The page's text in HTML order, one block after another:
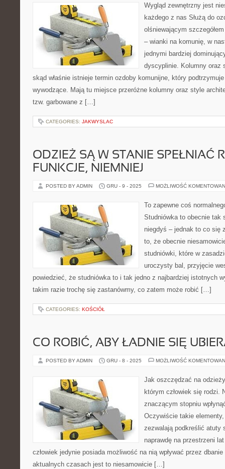
Wygląd zewnętrzny jest
każdego z nas Służą do
olśniewającym
– wianki na komunię, w
jednymi bardziej
dyscyplinie. Kolumny oraz
skąd właśnie istnieje termin ozdoby komunijne, który
wywodzące. Mają tu miejsce przeróżne kolumny oraz style
tzw. garbowane z […]
CATEGORIES: JAKWYSLAC
ODZIEŻ SĄ W STANIE SPEŁNIAĆ
FUNKCJE, NIEMNIEJ
POSTED BY ADMIN GRU - 9 - 2025 MOŻLIWOŚĆ
To zapewne coś
Studniówka to obecnie tak
niegdyś – jednak to co się
to, że obecnie
studniówki, które w
uroczysty bal, przyjęcie
powiedzieć, że studniówka to i tak jedno z najbardziej istotnych
takim razie trochę się zastanówmy, co zatem może robić […]
CATEGORIES: KOŚCIÓŁ
CO ROBIĆ, ABY ŁADNIE SIĘ
POSTED BY ADMIN GRU - 8 - 2025 MOŻLIWOŚĆ
Jak oszczędzać na
którym człowiek się rodzi.
znaczącym stopniu
Oczywiście takie
zezwalają podkreślić atuty
naprawdę na przestrzeni
człowiek jedynie posiada możliwość na nią wpływać przez
aktualnych czasach jest to niesamowicie […]